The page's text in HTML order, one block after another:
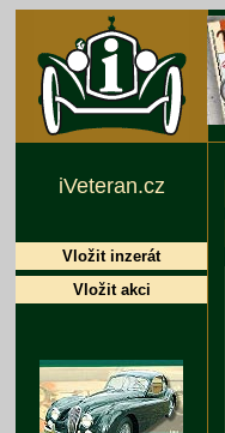
iVeteran.cz
Vložit inzerát
Vložit akci